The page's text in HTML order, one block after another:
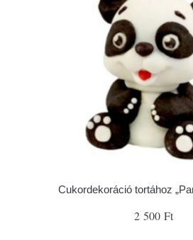
Cukordekoráció tortához
2 500 Ft